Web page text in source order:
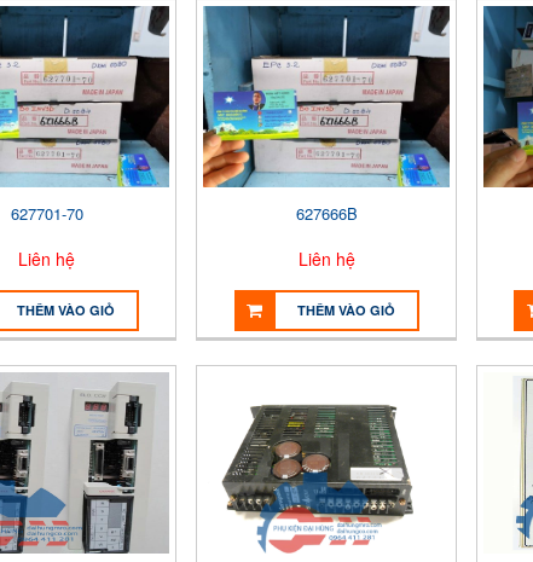
627701-70
Liên hệ
THÊM VÀO GIỎ
627666B
Liên hệ
THÊM VÀO GIỎ